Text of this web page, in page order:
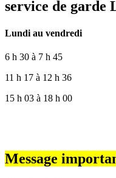
service de garde
Lundi au vendredi
6 h 30 à 7 h 45
11 h 17 à 12 h 36
15 h 03 à 18 h 00
Message